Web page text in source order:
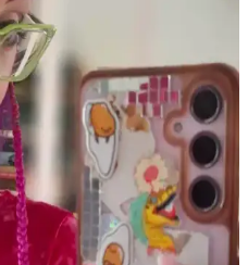
uzaklaşıp doğal ve yumuşak
kahverengi tonlar ve
markalar ve teknikler
ve Cilt Sorunları:
nedeniyle çene bölgesinde
lekeleri için elektroloji, lazer
detaylı şekilde ele